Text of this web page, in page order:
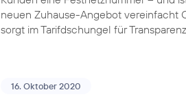
neuen Zuhause-Angebot vereinfacht
sorgt im Tarifdschungel für
16. Oktober 2020